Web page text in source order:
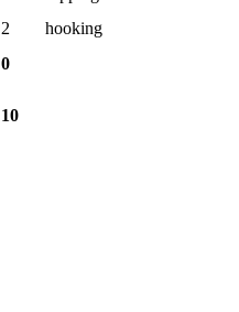
2
hooking
0
10